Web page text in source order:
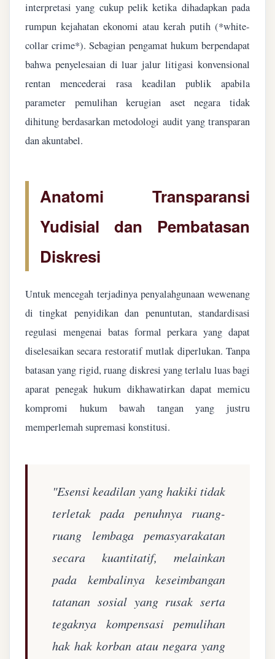
interpretasi yang cukup pelik ketika dihadapkan pada
rumpun kejahatan ekonomi atau kerah putih (*white-
collar crime*). Sebagian pengamat hukum berpendapat
bahwa penyelesaian di luar jalur litigasi konvensional
rentan mencederai rasa keadilan publik apabila
parameter pemulihan kerugian aset negara tidak
dihitung berdasarkan metodologi audit yang transparan
dan akuntabel.
Anatomi Transparansi
Yudisial dan Pembatasan
Diskresi
Untuk mencegah terjadinya penyalahgunaan wewenang
di tingkat penyidikan dan penuntutan, standardisasi
regulasi mengenai batas formal perkara yang dapat
diselesaikan secara restoratif mutlak diperlukan. Tanpa
batasan yang rigid, ruang diskresi yang terlalu luas bagi
aparat penegak hukum dikhawatirkan dapat memicu
kompromi hukum bawah tangan yang justru
memperlemah supremasi konstitusi.
"Esensi keadilan yang hakiki tidak
terletak pada penuhnya ruang-
ruang lembaga pemasyarakatan
secara kuantitatif, melainkan
pada kembalinya keseimbangan
tatanan sosial yang rusak serta
tegaknya kompensasi pemulihan
hak hak korban atau negara yang